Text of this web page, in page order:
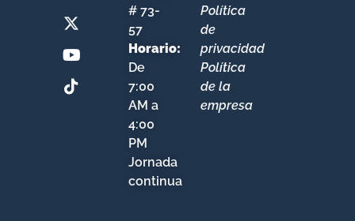
# 73-
57
Horario:
De
7:00
AM a
4:00
PM
Jornada
continua
Política
de
privacidad
Política
de la
empresa